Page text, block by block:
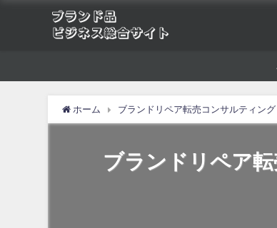
ホーム ブランドリペア転売コンサルティング
ブランドリペア